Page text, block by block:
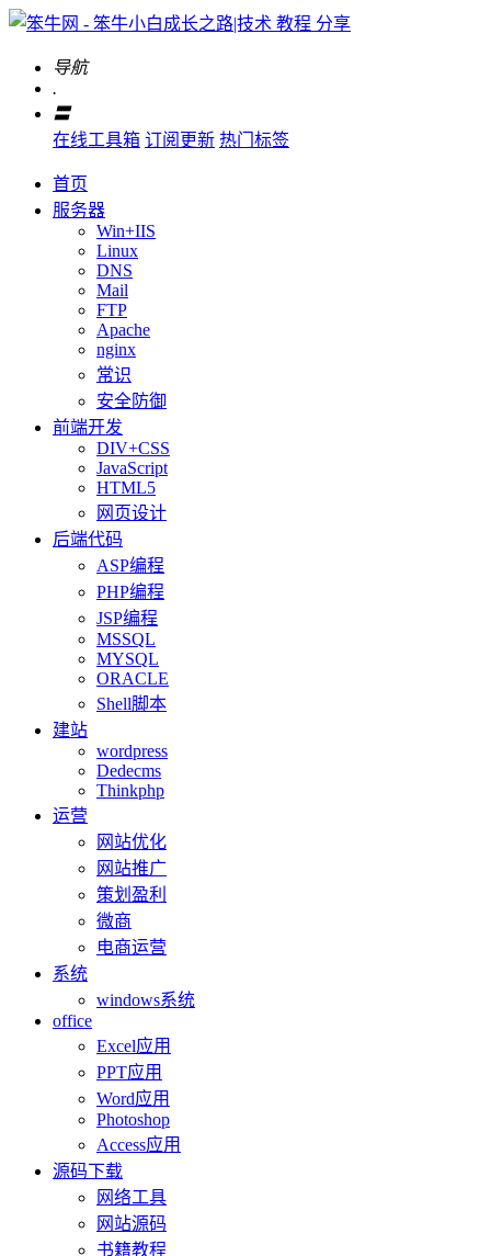
导航
.
〓
在线工具箱 订阅更新 热门标签
首页
服务器
Win+IIS
Linux
DNS
Mail
FTP
Apache
nginx
常识
安全防御
前端开发
DIV+CSS
JavaScript
HTML5
网页设计
后端代码
ASP编程
PHP编程
JSP编程
MSSQL
MYSQL
ORACLE
Shell脚本
建站
wordpress
Dedecms
Thinkphp
运营
网站优化
网站推广
策划盈利
微商
电商运营
系统
windows系统
office
Excel应用
PPT应用
Word应用
Photoshop
Access应用
源码下载
网络工具
网站源码
书籍教程